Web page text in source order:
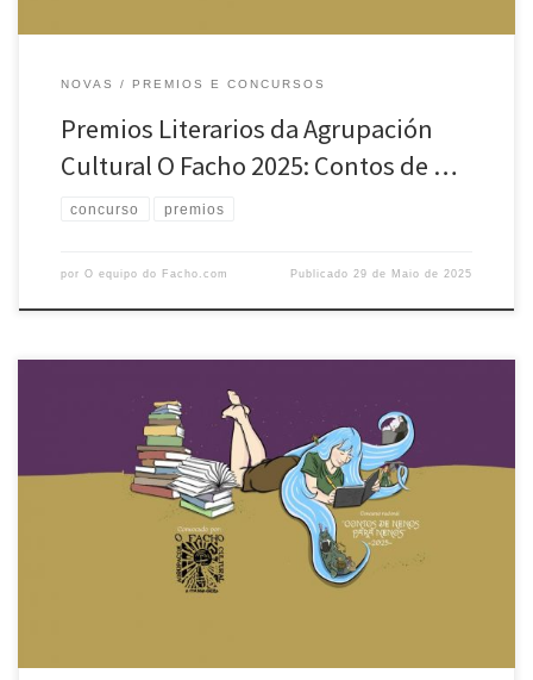
NOVAS PREMIOS E CONCURSOS
Premios Literarios da Agrupación
Cultural O Facho 2025: Contos de …
concurso premios
por O equipo do Facho.com Publicado29 de Maio de 2025
Recuperados en 2008 os premios literarios que desde os anos sesenta
convocou O FACHO enos que participaron ou gañaron moitos dos
escritores e escritoras que hoxe fan posíbel con a súaobra unha
literatura galega de calidade e de grande importancia nas letras
universais, realizase aconvocatoria para 2025 do Concurso Literario